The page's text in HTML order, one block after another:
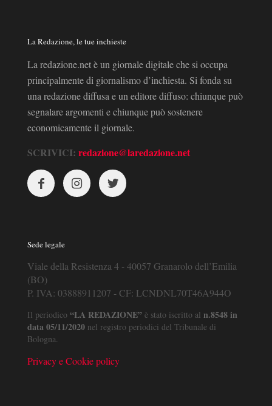
La Redazione, le tue inchieste
La redazione.net è un giornale digitale che si occupa
principalmente di giornalismo d’inchiesta. Si fonda su
una redazione diffusa e un editore diffuso: chiunque può
segnalare argomenti e chiunque può sostenere
economicamente il giornale.
SCRIVICI: redazione@laredazione.net
Sede legale
Viale della Resistenza 4 - 40057 Granarolo dell’Emilia
(BO)
P. IVA: 03888911207 - CF: LCNDNL70T46A944O
Il periodico “LA REDAZIONE” è stato iscritto al n.8548 in
data 05/11/2020 nel registro periodici del Tribunale di
Bologna.
Privacy e Cookie policy